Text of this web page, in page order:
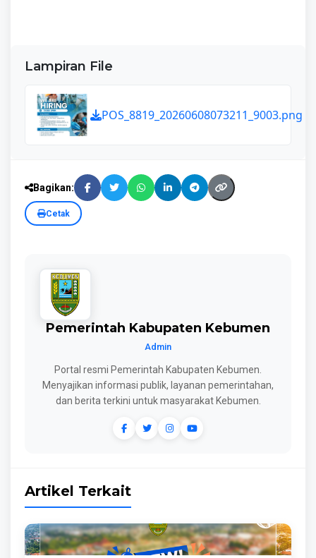
Lampiran File
POS_8819_20260608073211_9003.png
Bagikan:
Cetak
Pemerintah Kabupaten Kebumen
Admin
Portal resmi Pemerintah Kabupaten Kebumen.
Menyajikan informasi publik, layanan pemerintahan,
dan berita terkini untuk masyarakat Kebumen.
Artikel Terkait